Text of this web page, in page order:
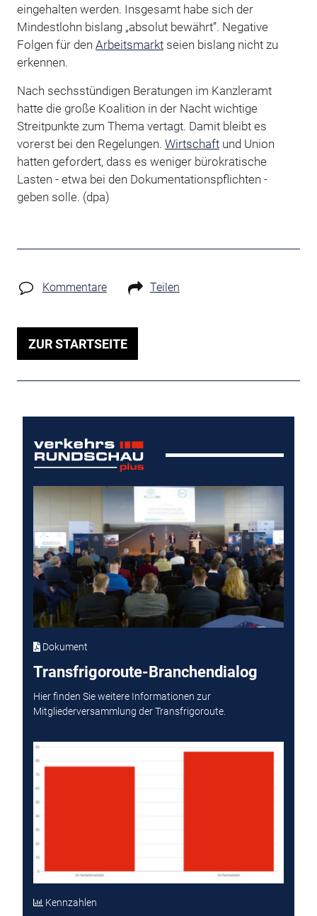
eingehalten werden. Insgesamt habe sich der
Mindestlohn bislang „absolut bewährt”. Negative
Folgen für den Arbeitsmarktseien bislang nicht zu
erkennen.
Nach sechsstündigen Beratungen im Kanzleramt
hatte die große Koalition in der Nacht wichtige
Streitpunkte zum Thema vertagt. Damit bleibt es
vorerst bei den Regelungen. Wirtschaftund Union
hatten gefordert, dass es weniger bürokratische
Lasten - etwa bei den Dokumentationspflichten -
geben solle. (dpa)
Kommentare Teilen
ZUR STARTSEITE
Dokument
Transfrigoroute-Branchendialog
Hier finden Sie weitere Informationen zur
Mitgliederversammlung der Transfrigoroute.
Kennzahlen